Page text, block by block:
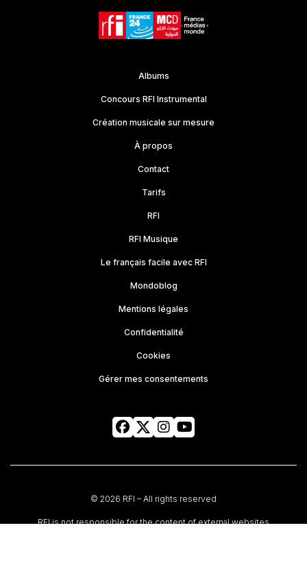
Albums
Concours RFI Instrumental
Création musicale sur mesure
À propos
Contact
Tarifs
RFI
RFI Musique
Le français facile avec RFI
Mondoblog
Mentions légales
Confidentialité
Cookies
Gérer mes consentements
© 2026 RFI – All rights reserved
RFI is not responsible for the content of external websites